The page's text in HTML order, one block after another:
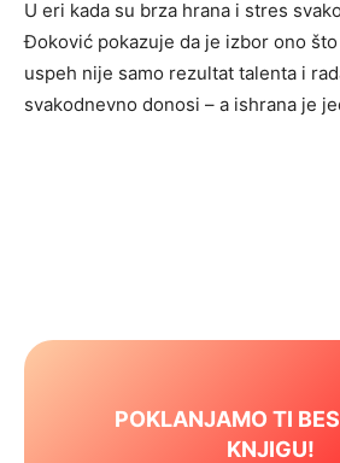
U eri kada su brza hrana i stres
Đoković pokazuje da je izbor ono
uspeh nije samo rezultat talenta i
svakodnevno donosi – a ishrana je
POKLANJAMO TI
KNJIGU!